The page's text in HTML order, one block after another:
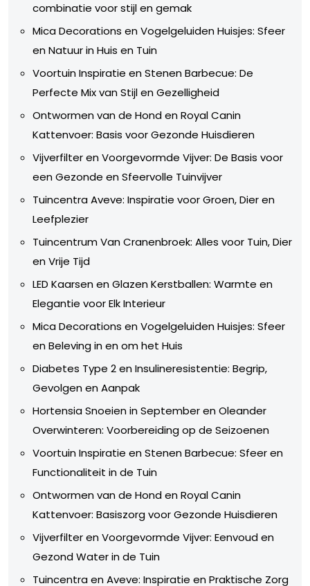
combinatie voor stijl en gemak
Mica Decorations en Vogelgeluiden Huisjes: Sfeer
en Natuur in Huis en Tuin
Voortuin Inspiratie en Stenen Barbecue: De
Perfecte Mix van Stijl en Gezelligheid
Ontwormen van de Hond en Royal Canin
Kattenvoer: Basis voor Gezonde Huisdieren
Vijverfilter en Voorgevormde Vijver: De Basis voor
een Gezonde en Sfeervolle Tuinvijver
Tuincentra Aveve: Inspiratie voor Groen, Dier en
Leefplezier
Tuincentrum Van Cranenbroek: Alles voor Tuin, Dier
en Vrije Tijd
LED Kaarsen en Glazen Kerstballen: Warmte en
Elegantie voor Elk Interieur
Mica Decorations en Vogelgeluiden Huisjes: Sfeer
en Beleving in en om het Huis
Diabetes Type 2 en Insulineresistentie: Begrip,
Gevolgen en Aanpak
Hortensia Snoeien in September en Oleander
Overwinteren: Voorbereiding op de Seizoenen
Voortuin Inspiratie en Stenen Barbecue: Sfeer en
Functionaliteit in de Tuin
Ontwormen van de Hond en Royal Canin
Kattenvoer: Basiszorg voor Gezonde Huisdieren
Vijverfilter en Voorgevormde Vijver: Eenvoud en
Gezond Water in de Tuin
Tuincentra en Aveve: Inspiratie en Praktische Zorg